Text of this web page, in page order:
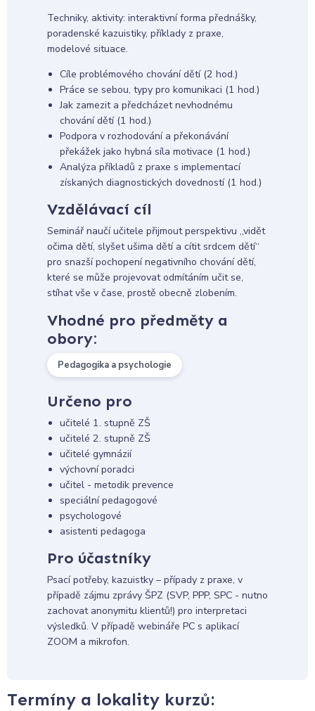
Techniky, aktivity: interaktivní forma přednášky,
poradenské kazuistiky, příklady z praxe,
modelové situace.
Cíle problémového chování dětí (2 hod.)
Práce se sebou, typy pro komunikaci (1 hod.)
Jak zamezit a předcházet nevhodnému
chování dětí (1 hod.)
Podpora v rozhodování a překonávání
překážek jako hybná síla motivace (1 hod.)
Analýza příkladů z praxe s implementací
získaných diagnostických dovedností (1 hod.)
Vzdělávací cíl
Seminář naučí učitele přijmout perspektivu ,,vidět
očima dětí, slyšet ušima dětí a cítit srdcem dětí“
pro snazší pochopení negativního chování dětí,
které se může projevovat odmítáním učit se,
stíhat vše v čase, prostě obecně zlobením.
Vhodné pro předměty a
obory:
Pedagogika a psychologie
Určeno pro
učitelé 1. stupně ZŠ
učitelé 2. stupně ZŠ
učitelé gymnázií
výchovní poradci
učitel - metodik prevence
speciální pedagogové
psychologové
asistenti pedagoga
Pro účastníky
Psací potřeby, kazuistky – případy z praxe, v
případě zájmu zprávy ŠPZ (SVP, PPP, SPC - nutno
zachovat anonymitu klientů!) pro interpretaci
výsledků. V případě webináře PC s aplikací
ZOOM a mikrofon.
Termíny a lokality kurzů: